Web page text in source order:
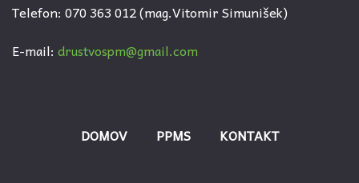
Telefon: 070 363 012 (mag.Vitomir Simunišek)
E-mail: drustvospm@gmail.com
DOMOV PPMS KONTAKT